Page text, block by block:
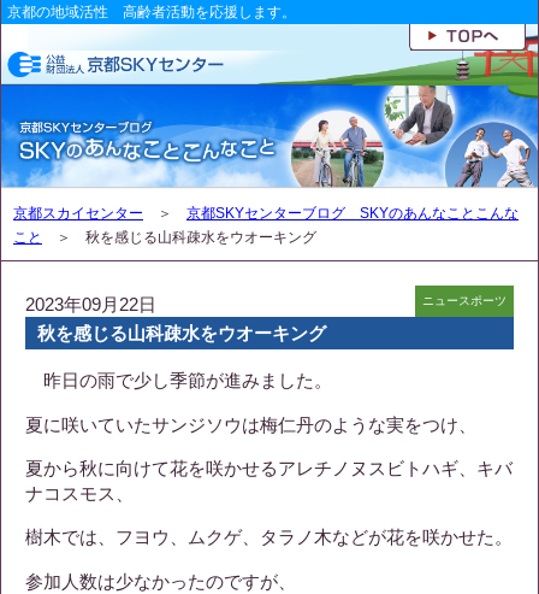
京都の地域活性 高齢者活動を応援します。
京都スカイセンター ＞ 京都SKYセンターブログ SKYのあんなことこんな
こと
＞ 秋を感じる山科疎水をウオーキング
2023年09月22日 ニュースポーツ
秋を感じる山科疎水をウオーキング
昨日の雨で少し季節が進みました。
夏に咲いていたサンジソウは梅仁丹のような実をつけ、
夏から秋に向けて花を咲かせるアレチノヌスビトハギ、キバ
ナコスモス、
樹木では、フヨウ、ムクゲ、タラノ木などが花を咲かせた。
参加人数は少なかったのですが、